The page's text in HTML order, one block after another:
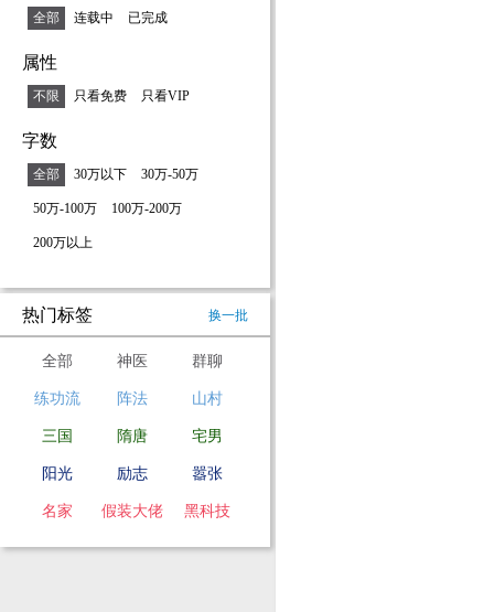
全部 连载中 已完成
属性
不限 只看免费 只看VIP
字数
全部 30万以下 30万-50万
50万-100万 100万-200万
200万以上
热门标签 换一批
全部 神医 群聊
练功流 阵法 山村
三国 隋唐 宅男
阳光 励志 嚣张
名家 假装大佬 黑科技